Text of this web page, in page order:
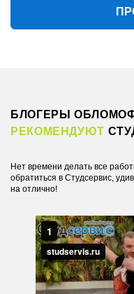
БЛОГЕРЫ
РЕКОМЕНДУЮТ
Нет времени делать все
обратиться в Студсервис,
на отлично!